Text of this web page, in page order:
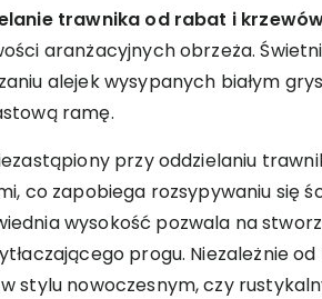
trawnika od rabat i
aranżacyjnych obrzeża.
alejek wysypanych białym
ramę.
przy oddzielaniu
co zapobiega rozsypywaniu się
wysokość pozwala na
progu. Niezależnie
stylu nowoczesnym, czy